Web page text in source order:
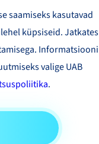
saamiseks kasutavad
küpsiseid. Jatkates
Informatsiooni
valige UAB
.